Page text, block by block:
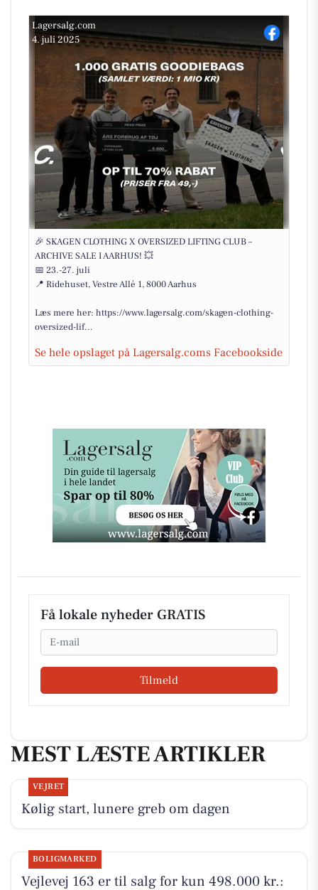
Lagersalg.com
4. juli 2025
🎉 SKAGEN CLOTHING X OVERSIZED LIFTING CLUB –
ARCHIVE SALE I AARHUS! 💥
📅 23.-27. juli
📍 Ridehuset, Vestre Allé 1, 8000 Aarhus
Læs mere her: https://www.lagersalg.com/skagen-clothing-
oversized-lif...
Se hele opslaget på Lagersalg.coms Facebookside
Få lokale nyheder GRATIS
Email
Tilmeld
MEST LÆSTE ARTIKLER
VEJRET
Kølig start, lunere greb om dagen
BOLIGMARKED
Vejlevej 163 er til salg for kun 498.000 kr.: